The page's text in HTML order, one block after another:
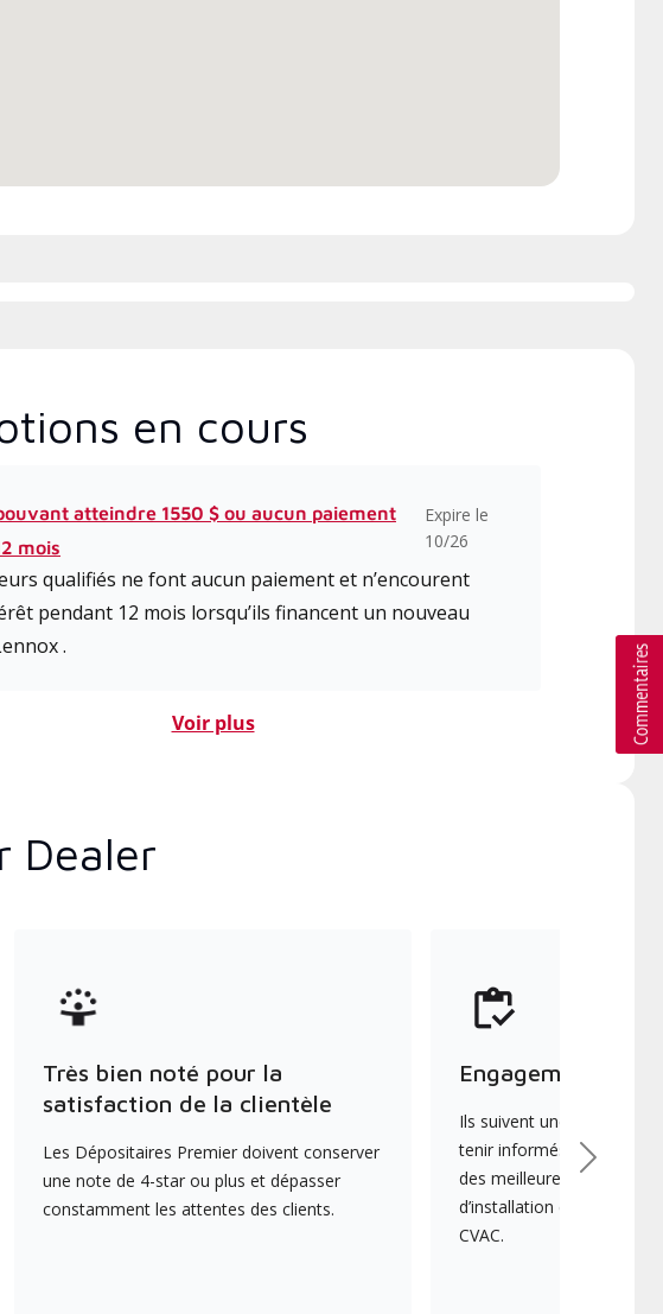
en cours
atteindre 1550 $ ou aucun paiement
mois
Expire le
10/26
qualifiés ne font aucun paiement et n’encourent
pendant 12 mois lorsqu’ils financent un nouveau
.
Voir plus
Dealer
Très bien noté pour la
satisfaction de la clientèle
Les Dépositaires Premier doivent conserver
une note de 4-star ou plus et dépasser
constamment les attentes des clients.
Engagement
Ils suivent une formation
tenir informés des
des meilleures pratiques
d’installation et
CVAC.
Suivant